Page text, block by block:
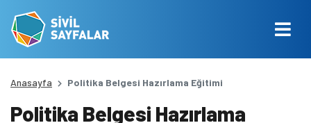
Anasayfa Politika Belgesi Hazırlama Eğitimi
Politika Belgesi Hazırlama